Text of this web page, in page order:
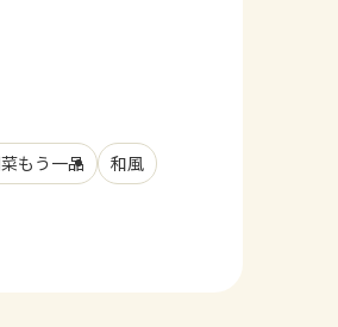
もう一品
和風